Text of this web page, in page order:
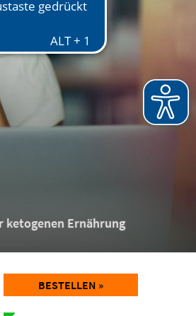
ketogenen Ernährung
BESTELLEN »